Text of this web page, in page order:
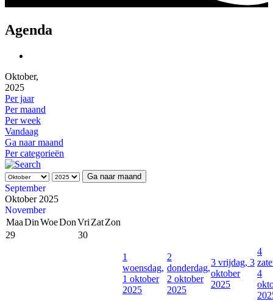
Agenda
Oktober,
2025
Per jaar
Per maand
Per week
Vandaag
Ga naar maand
Per categorieën
Ga naar maand
September
Oktober 2025
November
MaaDinWoeDonVri ZatZon
29
30
1
woensdag,
1 oktober
2025
2
donderdag,
2 oktober
2025
3 vrijdag, 3
oktober
2025
4
4